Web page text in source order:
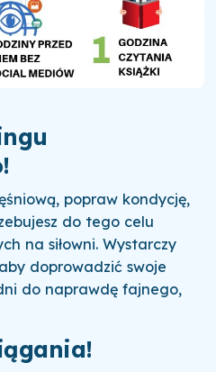
popraw kondycję,
do tego celu
na siłowni. Wystarczy
doprowadzić swoje
do naprawdę fajnego,